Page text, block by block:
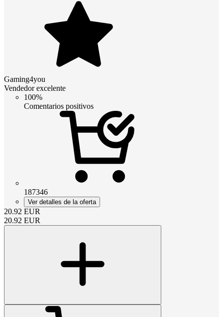
Gaming4you
Vendedor excelente
100%
Comentarios positivos
187346
Ver detalles de la oferta
20.92 EUR
20.92 EUR